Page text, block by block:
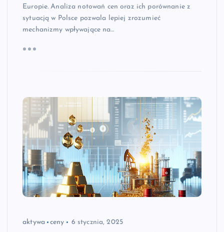
Europie. Analiza notowań cen oraz ich porównanie z
sytuacją w Polsce pozwala lepiej zrozumieć
mechanizmy wpływające na…
aktywa ceny 6 stycznia, 2025